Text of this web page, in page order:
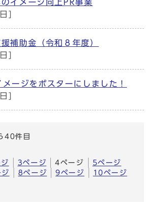
イメージ向上PR事業
]
補助金（令和８年度）
]
ージをポスターにしました！
]
40件目
3ページ 4ページ
5ページ
8ページ 9ページ 10ページ